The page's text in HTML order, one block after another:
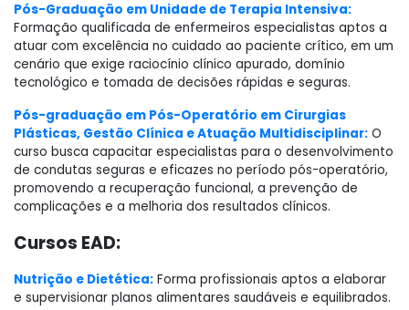
Pós-Graduação em Unidade de Terapia Intensiva:
Formação qualificada de enfermeiros especialistas aptos a
atuar com excelência no cuidado ao paciente crítico, em um
cenário que exige raciocínio clínico apurado, domínio
tecnológico e tomada de decisões rápidas e seguras.
Pós-graduação em Pós-Operatório em Cirurgias
Plásticas, Gestão Clínica e Atuação Multidisciplinar: O
curso busca capacitar especialistas para o desenvolvimento
de condutas seguras e eficazes no período pós-operatório,
promovendo a recuperação funcional, a prevenção de
complicações e a melhoria dos resultados clínicos.
Cursos EAD:
Nutrição e Dietética: Forma profissionais aptos a elaborar
e supervisionar planos alimentares saudáveis e equilibrados.